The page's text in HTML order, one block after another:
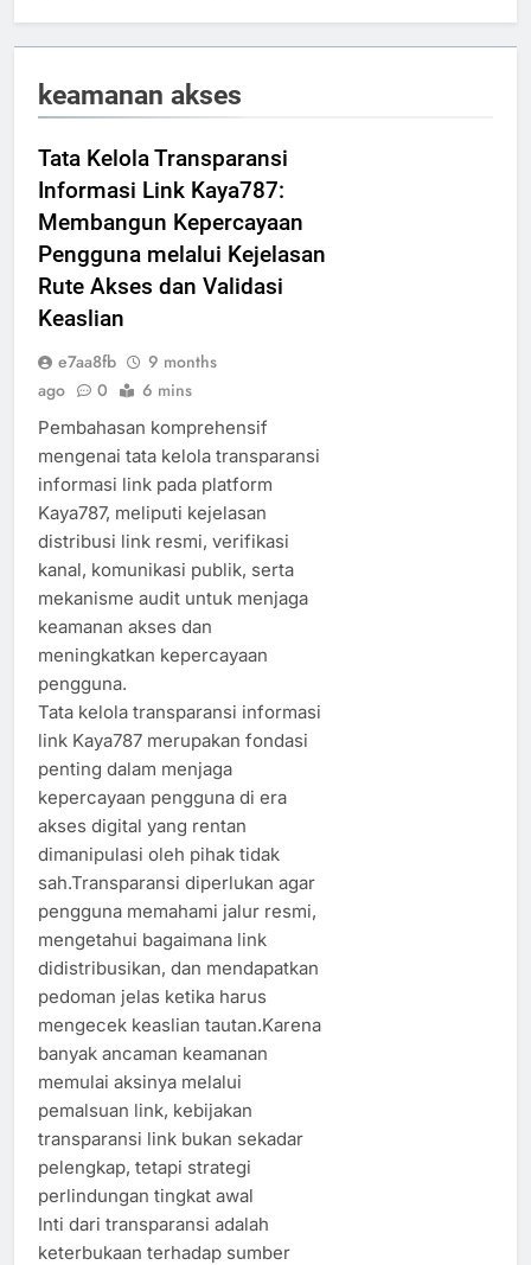
keamanan akses
Tata Kelola Transparansi
Informasi Link Kaya787:
Membangun Kepercayaan
Pengguna melalui Kejelasan
Rute Akses dan Validasi
Keaslian
e7aa8fb
9 months
ago
0 6 mins
Pembahasan komprehensif
mengenai tata kelola transparansi
informasi link pada platform
Kaya787, meliputi kejelasan
distribusi link resmi, verifikasi
kanal, komunikasi publik, serta
mekanisme audit untuk menjaga
keamanan akses dan
meningkatkan kepercayaan
pengguna.
Tata kelola transparansi informasi
link Kaya787 merupakan fondasi
penting dalam menjaga
kepercayaan pengguna di era
akses digital yang rentan
dimanipulasi oleh pihak tidak
sah.Transparansi diperlukan agar
pengguna memahami jalur resmi,
mengetahui bagaimana link
didistribusikan, dan mendapatkan
pedoman jelas ketika harus
mengecek keaslian tautan.Karena
banyak ancaman keamanan
memulai aksinya melalui
pemalsuan link, kebijakan
transparansi link bukan sekadar
pelengkap, tetapi strategi
perlindungan tingkat awal
Inti dari transparansi adalah
keterbukaan terhadap sumber